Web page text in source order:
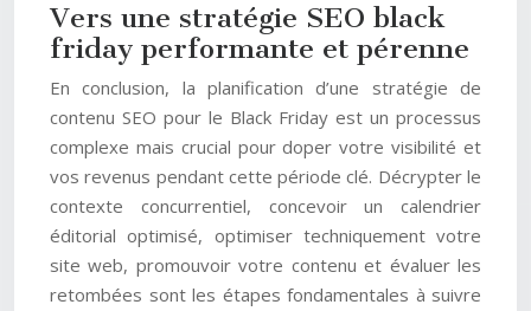
Vers une stratégie SEO black
friday performante et pérenne
En conclusion, la planification d’une stratégie de
contenu SEO pour le Black Friday est un processus
complexe mais crucial pour doper votre visibilité et
vos revenus pendant cette période clé. Décrypter le
contexte concurrentiel, concevoir un calendrier
éditorial optimisé, optimiser techniquement votre
site web, promouvoir votre contenu et évaluer les
retombées sont les étapes fondamentales à suivre